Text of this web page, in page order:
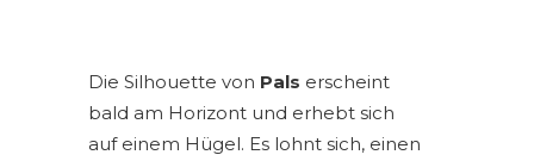
Die Silhouette von Pals erscheint
bald am Horizont und erhebt sich
auf einem Hügel. Es lohnt sich, einen